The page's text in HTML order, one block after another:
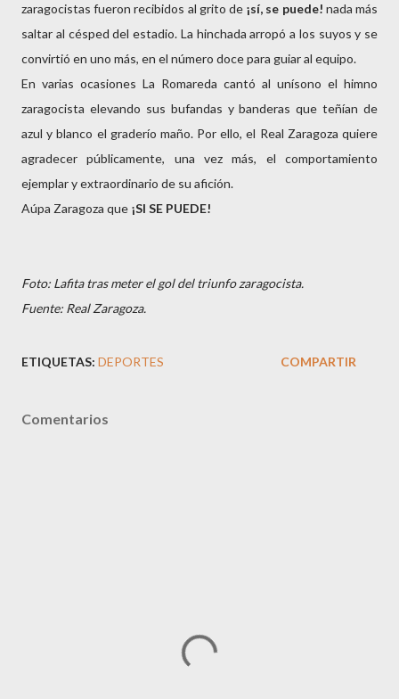
zaragocistas fueron recibidos al grito de ¡sí, se puede! nada más
saltar al césped del estadio. La hinchada arropó a los suyos y se
convirtió en uno más, en el número doce para guiar al equipo.
En varias ocasiones La Romareda cantó al unísono el himno
zaragocista elevando sus bufandas y banderas que teñían de
azul y blanco el graderío maño. Por ello, el Real Zaragoza quiere
agradecer públicamente, una vez más, el comportamiento
ejemplar y extraordinario de su afición.
Aúpa Zaragoza que ¡SI SE PUEDE!
Foto: Lafita tras meter el gol del triunfo zaragocista.
Fuente: Real Zaragoza.
ETIQUETAS: DEPORTES COMPARTIR
Comentarios